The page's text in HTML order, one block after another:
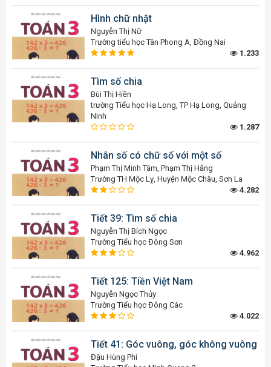
Hình chữ nhật
Nguyễn Thị Nữ
Trường tiểu học Tân Phong A, Đồng Nai
1.233
Tìm số chia
Bùi Thị Hiền
trường Tiểu học Hạ Long, TP Hạ Long, Quảng
Ninh
1.287
Nhân số có chữ số với một số
Phạm Thị Minh Tâm, Phạm Thị Hằng
Trường TH Mộc Lỵ, Huyện Mộc Châu, Sơn La
4.282
Tiết 39: Tìm số chia
Nguyễn Thị Bích Ngọc
Trường Tiểu học Đông Sơn
4.962
Tiết 125: Tiền Việt Nam
Nguyễn Ngọc Thủy
Trường Tiểu học Đông Các
4.022
Tiết 41: Góc vuông, góc không vuông
Đậu Hùng Phi